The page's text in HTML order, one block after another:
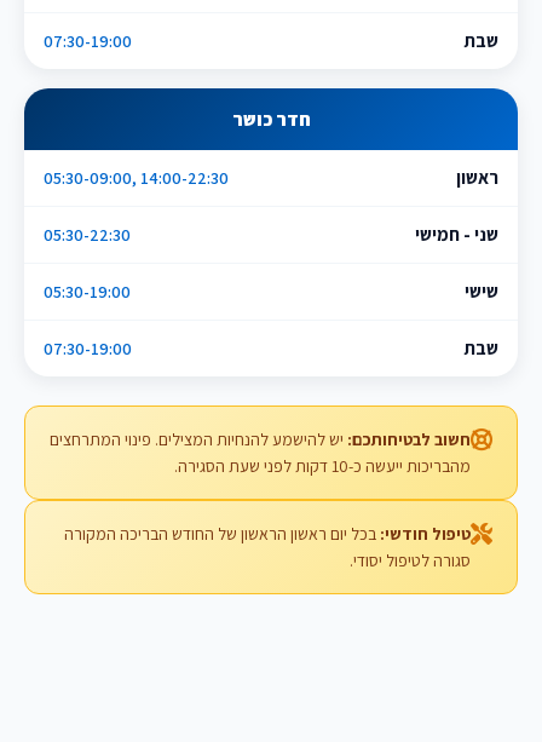
שבת 07:30-19:00
חדר כושר
ראשון 05:30-09:00, 14:00-22:30
שני - חמישי 05:30-22:30
שישי 05:30-19:00
שבת 07:30-19:00
חשוב לבטיחותכם: יש להישמע להנחיות המצילים. פינוי המתרחצים
מהבריכות ייעשה כ-10 דקות לפני שעת הסגירה.
טיפול חודשי: בכל יום ראשון הראשון של החודש הבריכה המקורה
סגורה לטיפול יסודי.